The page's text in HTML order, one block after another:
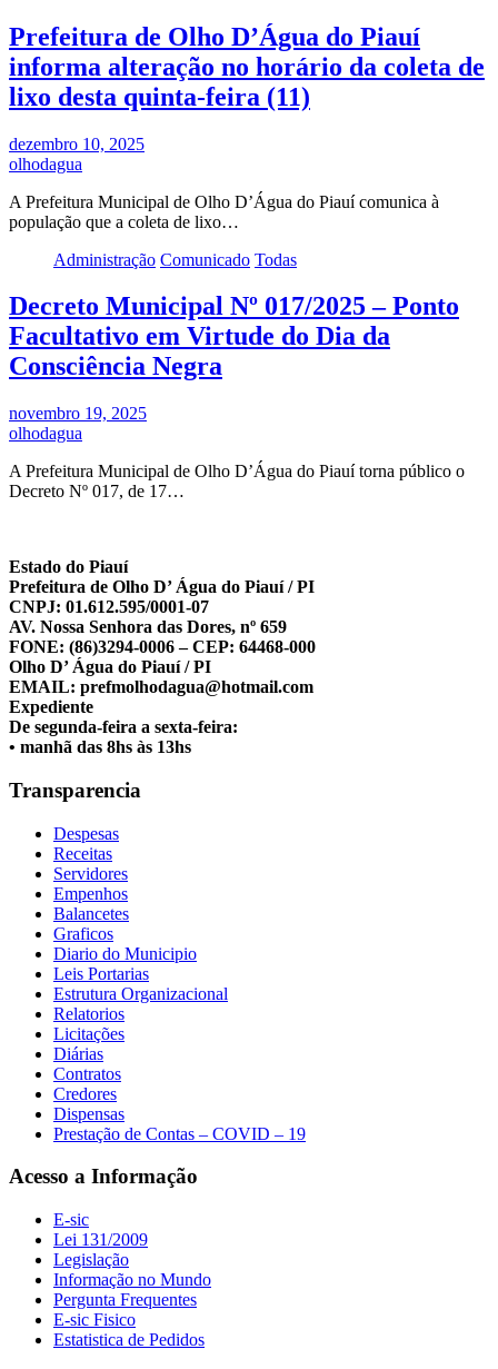
Prefeitura de Olho D’Água do Piauí
informa alteração no horário da coleta de
lixo desta quinta-feira (11)
dezembro 10, 2025
olhodagua
A Prefeitura Municipal de Olho D’Água do Piauí comunica à
população que a coleta de lixo…
Administração Comunicado Todas
Decreto Municipal Nº 017/2025 – Ponto
Facultativo em Virtude do Dia da
Consciência Negra
novembro 19, 2025
olhodagua
A Prefeitura Municipal de Olho D’Água do Piauí torna público o
Decreto Nº 017, de 17…
Estado do Piauí
Prefeitura de Olho D’ Água do Piauí / PI
CNPJ: 01.612.595/0001-07
AV. Nossa Senhora das Dores, nº 659
FONE: (86)3294-0006 – CEP: 64468-000
Olho D’ Água do Piauí / PI
EMAIL: prefmolhodagua@hotmail.com
Expediente
De segunda-feira a sexta-feira:
• manhã das 8hs às 13hs
Transparencia
Despesas
Receitas
Servidores
Empenhos
Balancetes
Graficos
Diario do Municipio
Leis Portarias
Estrutura Organizacional
Relatorios
Licitações
Diárias
Contratos
Credores
Dispensas
Prestação de Contas – COVID – 19
Acesso a Informação
E-sic
Lei 131/2009
Legislação
Informação no Mundo
Pergunta Frequentes
E-sic Fisico
Estatistica de Pedidos